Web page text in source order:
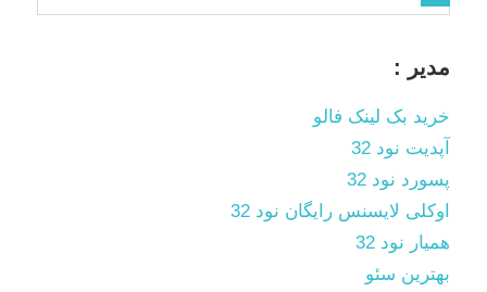
مدیر :
خرید بک لینک فالو
آپدیت نود 32
پسورد نود 32
اوکلی لایسنس رایگان نود 32
همیار نود 32
بهترین سئو